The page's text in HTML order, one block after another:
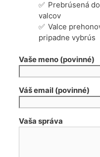
Prebrúsená
valcov
Valce
pripadne vybrús
Vaše meno (povinné)
Váš email (povinné)
Vaša správa